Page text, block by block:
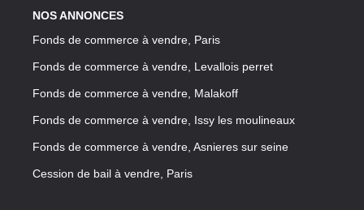
NOS ANNONCES
Fonds de commerce à vendre, Paris
Fonds de commerce à vendre, Levallois perret
Fonds de commerce à vendre, Malakoff
Fonds de commerce à vendre, Issy les moulineaux
Fonds de commerce à vendre, Asnieres sur seine
Cession de bail à vendre, Paris